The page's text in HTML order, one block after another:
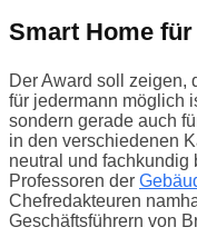
Smart Home
Der Award soll zeigen,
für jedermann möglich
sondern gerade auch
in den verschiedenen
neutral und fachkundig
Professoren der
Chefredakteuren
Geschäftsführern von